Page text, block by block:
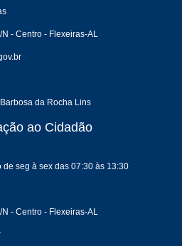
- Centro - Flexeiras-AL
da Rocha Lins
ao Cidadão
seg à sex das 07:30 às 13:30
- Centro - Flexeiras-AL